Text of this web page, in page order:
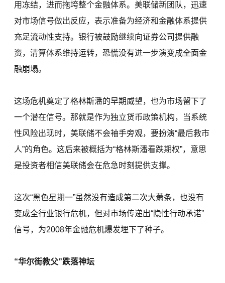
用冻结，进而拖垮整个金融体系。美联储新团队，迅速
对市场信号做出反应，表示准备为经济和金融体系提供
充足流动性支持。银行被鼓励继续向证券公司提供融
资，清算体系维持运转，恐慌没有进一步演变成全面金
融崩塌。
这场危机奠定了格林斯潘的早期威望，也为市场留下了
一个潜在信号。那就是作为独立货币政策机构，当系统
性风险出现时，美联储不会袖手旁观，要扮演“最后救市
人”的角色。这后来被概括为“格林斯潘看跌期权”，意思
是投资者相信美联储会在危急时刻提供支撑。
这次“黑色星期一”虽然没有造成第二次大萧条，也没有
变成全行业银行危机，但对市场传递出“隐性行动承诺”
信号，为2008年金融危机爆发埋下了种子。
“华尔街教父”跌落神坛